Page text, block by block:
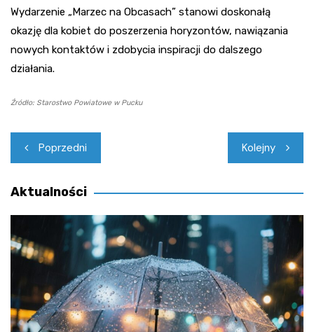
Wydarzenie „Marzec na Obcasach” stanowi doskonałą
okazję dla kobiet do poszerzenia horyzontów, nawiązania
nowych kontaktów i zdobycia inspiracji do dalszego
działania.
Źródło: Starostwo Powiatowe w Pucku
Nawigacja
wpisu
Poprzedni Kolejny
Aktualności